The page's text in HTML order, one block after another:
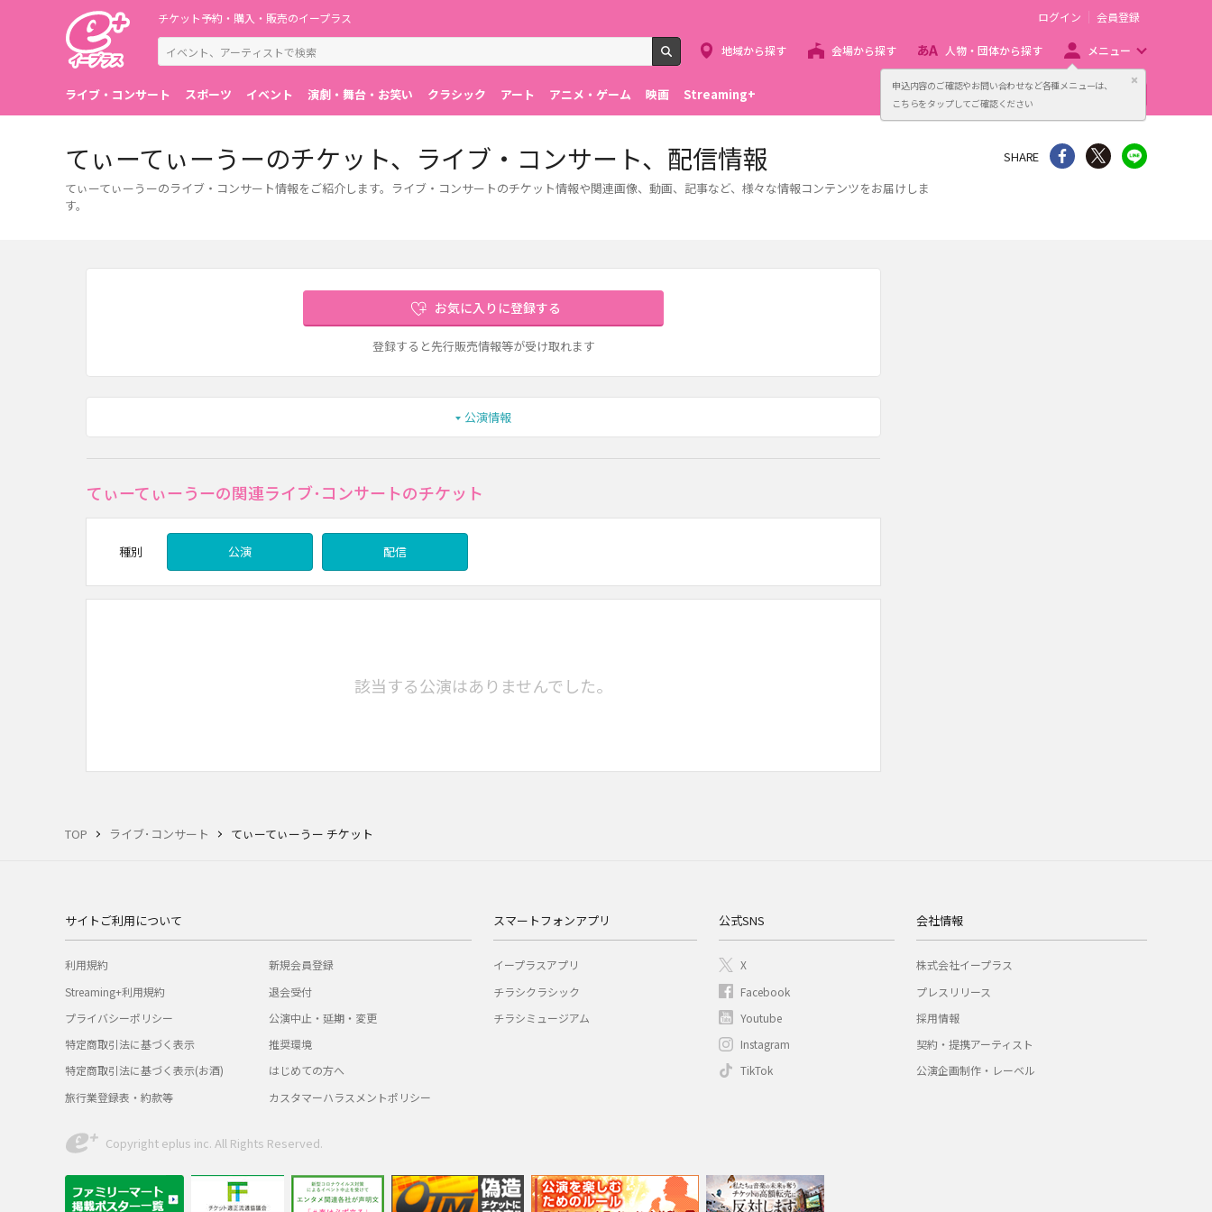
申込内容のご確認やお問い合わせなど各種メニューは、
こちらをタップしてご確認ください
閉じる
チケット予約・購入・販売のイープラス
検索
ログイン 会員登録
地域から探す 会場から探す 人物・団体から探す メニュー
ライブ・コンサート スポーツ イベント 演劇・舞台・お笑い クラシック アート アニメ・ゲーム 映画 Streaming+ 主催者向け販売サービス
TOP ライブ･コンサート てぃーてぃーうー チケット
てぃーてぃーうーのチケット、ライブ・コンサート、配信情報
てぃーてぃーうーのライブ・コンサート情報をご紹介します。ライブ・コンサートのチケット情報や関連画像、動画、記事など、様々な情報コンテンツをお届けしま
す。
SHARE シェア Twitter
お気に入りに登録する
登録すると先行販売情報等が受け取れます
公演情報
てぃーてぃーうーの関連ライブ･コンサートのチケット
種別 公演 配信
該当する公演はありませんでした。
サイトご利用について
利用規約
Streaming+利用規約
プライバシーポリシー
特定商取引法に基づく表示
特定商取引法に基づく表示(お酒)
旅行業登録表・約款等
新規会員登録
退会受付
公演中止・延期・変更
推奨環境
はじめての方へ
カスタマーハラスメントポリシー
スマートフォンアプリ
イープラスアプリ
チラシクラシック
チラシミュージアム
公式SNS
X
Facebook
Youtube
Instagram
TikTok
会社情報
株式会社イープラス
プレスリリース
採用情報
契約・提携アーティスト
公演企画制作・レーベル
Copyright eplus inc. All Rights Reserved.